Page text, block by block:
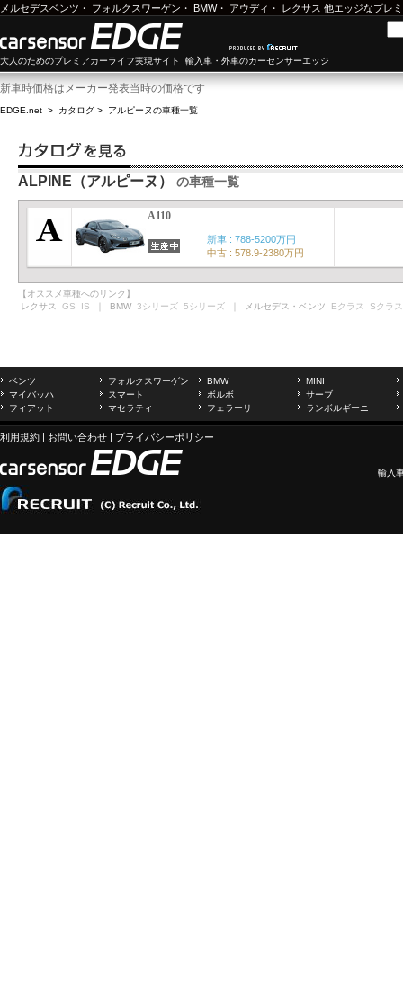
メルセデスベンツ ・ フォルクスワーゲン ・ BMW・ アウディ ・ レクサス 他エッジなプレ
大人のためのプレミアカーライフ実現サイト 輸入車・外車のカーセンサーエッジ
新車時価格はメーカー発表当時の価格です
EDGE.net > カタログ > アルピーヌの車種一覧
ALPINE（アルピーヌ） の車種一覧
A110
新車 : 788-5200万円
中古 : 578.9-2380万円
【オススメ車種へのリンク】
レクサス GS IS ｜ BMW 3シリーズ 5シリーズ ｜ メルセデス・ベンツ Eクラス Sクラス
ベンツ フォルクスワーゲン BMW
MINI
マイバッハ
スマート ボルボ
サーブ
フィアット
マセラティ フェラーリ ランボルギーニ
利用規約 | お問い合わせ | プライバシーポリシー
輸入